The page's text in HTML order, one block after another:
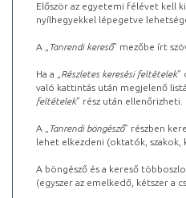
Először az egyetemi félévet kell
nyílhegyekkel lépegetve
A „ Tanrendi kereső” mezőbe írt
Ha a „ Részletes keresési feltételek”
való kattintás után megjelenő
feltételek” rész után ellenőrizheti.
A „ Tanrendi böngésző” részben
lehet elkezdeni (oktatók, szakok,
A böngésző és a kereső
(egyszer az emelkedő, kétszer a